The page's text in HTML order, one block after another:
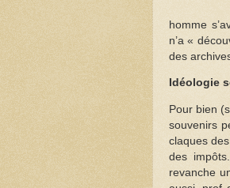
homme
n’a «
des
Idéologie
Pour bien
souvenirs
claques
des
revanche